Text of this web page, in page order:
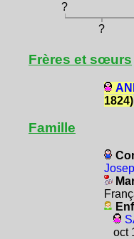
?
?
Frères et sœurs
1824)
Famille
oct